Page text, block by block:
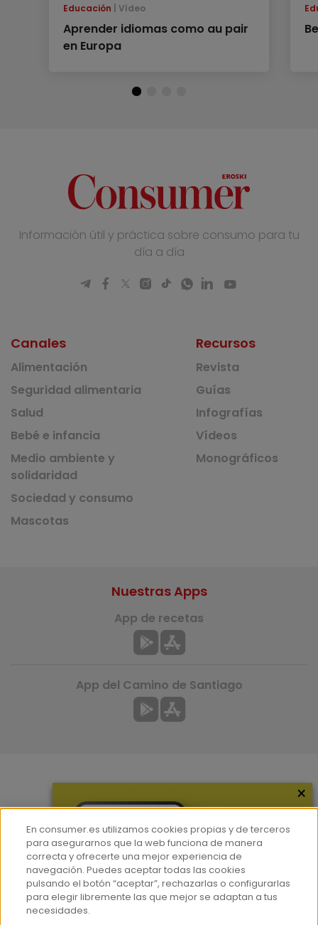
Educación Vídeo
Aprender idiomas como au pair
en Europa
Información útil y práctica sobre consumo para tu
día a día
Canales
Alimentación
Seguridad alimentaria
Salud
Bebé e infancia
Medio ambiente y
solidaridad
Sociedad y consumo
Mascotas
Recursos
Revista
Guías
Infografías
Vídeos
Monográficos
Hemeroteca
Contacto
Prensa
Corpus Lingüístico Consumer
Nuestras Apps
App de recetas
App del Camino de Santiago
×
En consumer.es utilizamos cookies propias y de terceros
para asegurarnos que la web funciona de manera
correcta y ofrecerte una mejor experiencia de
navegación. Puedes aceptar todas las cookies
pulsando el botón “aceptar”, rechazarlas o configurarlas
para elegir libremente las que mejor se adaptan a tus
necesidades.